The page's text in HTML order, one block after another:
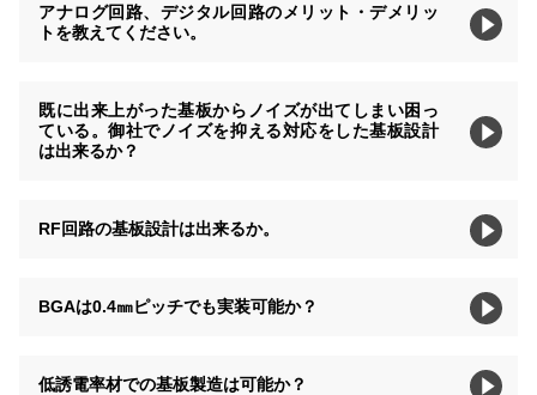
アナログ回路、デジタル回路のメリット・デメリッ
トを教えてください。
既に出来上がった基板からノイズが出てしまい困っ
ている。御社でノイズを抑える対応をした基板設計
は出来るか？
RF回路の基板設計は出来るか。
BGAは0.4㎜ピッチでも実装可能か？
低誘電率材での基板製造は可能か？